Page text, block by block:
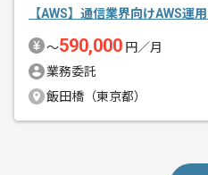
経験
【AWS】通信業界向けAWS運
〜590,000 円／月
業務委託
飯田橋（東京都）